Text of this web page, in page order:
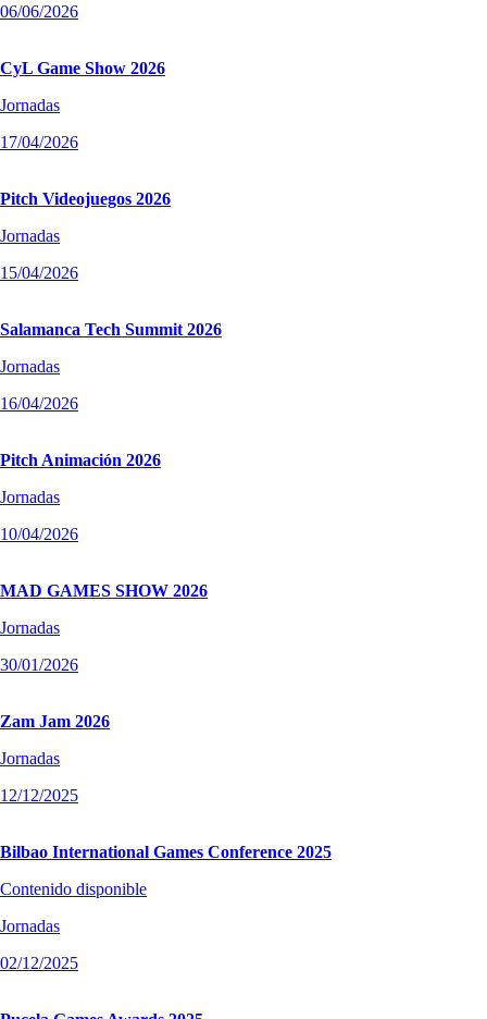
06/06/2026
CyL Game Show 2026
Jornadas
17/04/2026
Pitch Videojuegos 2026
Jornadas
15/04/2026
Salamanca Tech Summit 2026
Jornadas
16/04/2026
Pitch Animación 2026
Jornadas
10/04/2026
MAD GAMES SHOW 2026
Jornadas
30/01/2026
Zam Jam 2026
Jornadas
12/12/2025
Bilbao International Games Conference 2025
Contenido disponible
Jornadas
02/12/2025